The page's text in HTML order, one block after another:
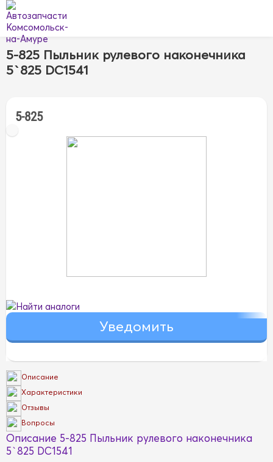
5-825 Пыльник рулевого наконечника
5`825 DC1541
5-825
Найти аналоги
Описание
Характеристики
Отзывы
Вопросы
Описание 5-825 Пыльник рулевого наконечника
5`825 DC1541